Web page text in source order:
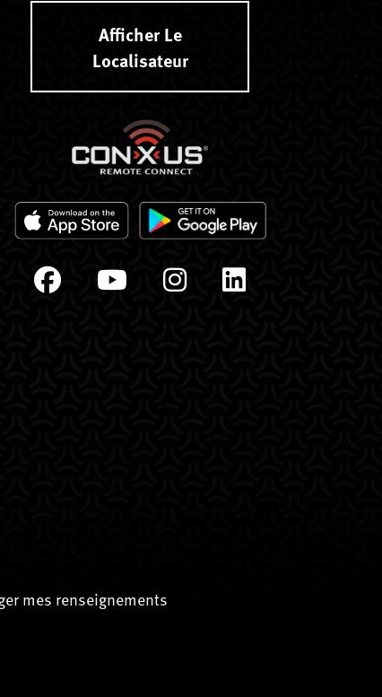
Afficher Le
Localisateur
mes renseignements